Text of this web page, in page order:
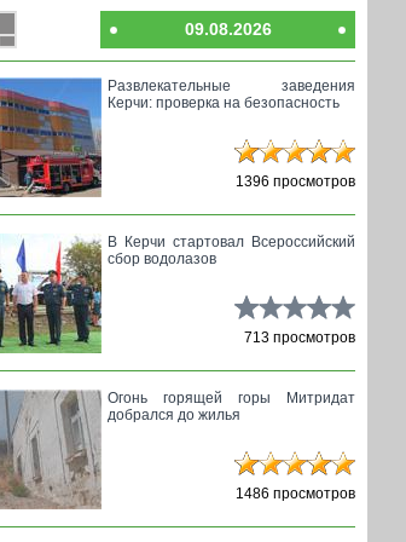
09.08.2026
Развлекательные заведения
Керчи: проверка на безопасность
1396 просмотров
В Керчи стартовал Всероссийский
сбор водолазов
713 просмотров
Огонь горящей горы Митридат
добрался до жилья
1486 просмотров